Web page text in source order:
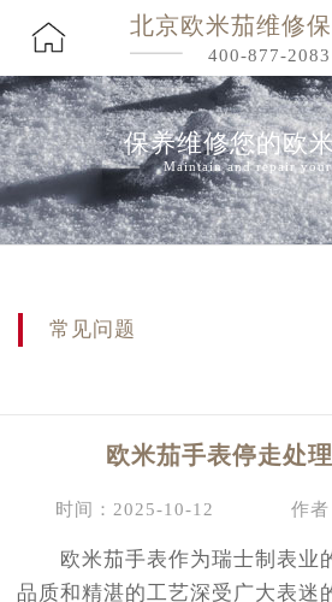
北京欧米茄维修
400-877-2083
保养维修您的欧
Maintain and repair
常见问题
欧米茄手表停走处
时间：2025-10-12 作
欧米茄手表作为瑞士制表业
品质和精湛的工艺深受广大表迷